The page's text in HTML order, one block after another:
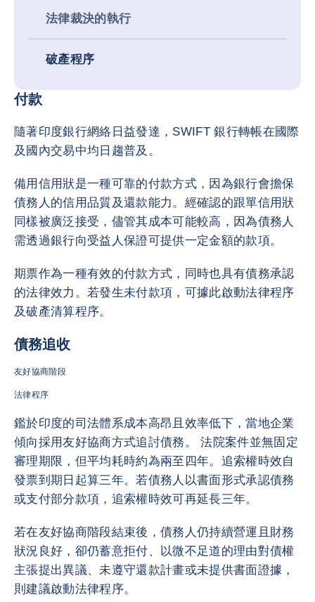
法律裁決的執行
破產程序
付款
隨著印度銀行網絡日益發達，SWIFT 銀行轉帳在國際
及國內交易中均日趨普及。
備用信用狀是一種可靠的付款方式，因為銀行會擔保
債務人的信用品質及還款能力。經確認的跟單信用狀
同樣被廣泛接受，儘管其成本可能較高，因為債務人
需透過銀行向受益人保證可提供一定金額的款項。
期票作為一種有效的付款方式，同時也具有債務承認
的法律效力。若發生未付款項，可據此啟動法律程序
及破產清算程序。
債務追收
友好協商階段
法律程序
鑑於印度的司法體系成本高昂且效率低下，當地企業
傾向採用友好協商方式追討債務。 法院案件並無固定
審理期限，但平均耗時約為兩至四年。追索權時效自
發票到期日起算三年。若債務人以書面形式承認債務
或支付部分款項，追索權時效可再延長三年。
若在友好協商階段結束後，債務人仍持續營運且財務
狀況良好，卻仍蓄意拒付、以微不足道的理由對債權
主張提出異議、未遵守還款計畫或未提供書面證據，
則建議啟動法律程序。